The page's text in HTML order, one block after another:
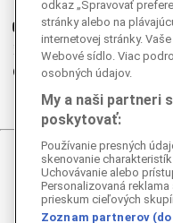
Ganjing
Youtube
Twitter
Telegram
RSS
© 2026
Všetky práva
správ a
odkaz „Spravovať
stránky alebo na
internetovej stránky.
Webové sídlo. Viac
osobných údajov.
My a naši partneri
poskytovať:
Používanie presných
skenovanie
Uchovávanie alebo
Personalizovaná
prieskum cieľových
Zoznam partnerov